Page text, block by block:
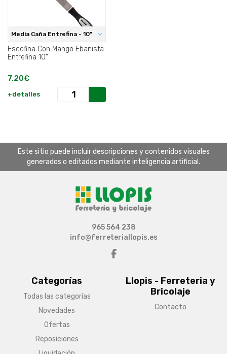
Media Caña Entrefina - 10"
Escofina Con Mango Ebanista
Entrefina 10" .
7,20€
+detalles
Este sitio puede incluir descripciones y contenidos visuales
generados o editados mediante inteligencia artificial.
Categorías
Todas las categorías
Novedades
Ofertas
Reposiciones
Llopis - Ferreteria y
Bricolaje
Contacto
965 564 238
info@ferreteriallopis.es